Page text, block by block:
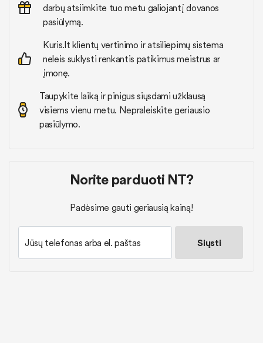
darbų atsiimkite tuo metu galiojantį dovanos
pasiūlymą.
Kuris.lt klientų vertinimo ir atsiliepimų sistema
neleis suklysti renkantis patikimus meistrus ar
įmonę.
Taupykite laiką ir pinigus siųsdami užklausą
visiems vienu metu. Nepraleiskite geriausio
pasiūlymo.
Norite parduoti NT?
Padėsime gauti geriausią kainą!